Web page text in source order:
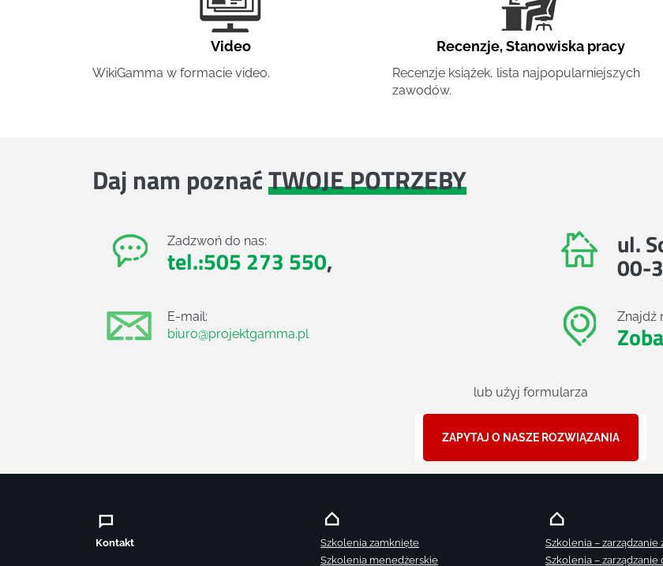
Video
WikiGamma w formacie video.
Recenzje,Stanowiska pracy
Recenzje książek, lista najpopularniejszych
zawodów.
Daj nam poznaćTWOJE POTRZEBY
Zadzwoń do nas:
tel.:505 273 550,
E-mail:
biuro@projektgamma.pl
ul.
00-
Znajdź
lub użyj formularza
ZAPYTAJ O NASZE ROZWIĄZANIA
Kontakt
Szkolenia zamknięte
Szkolenia menedżerskie
Szkolenia – zarządzanie
Szkolenia – zarządzanie